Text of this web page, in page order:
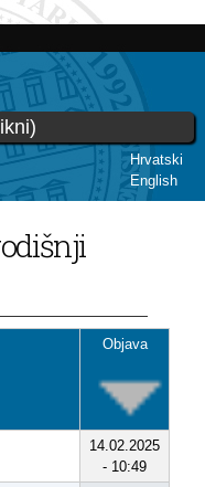
Hrvatski
English
Objava
14.02.2025
- 10:49